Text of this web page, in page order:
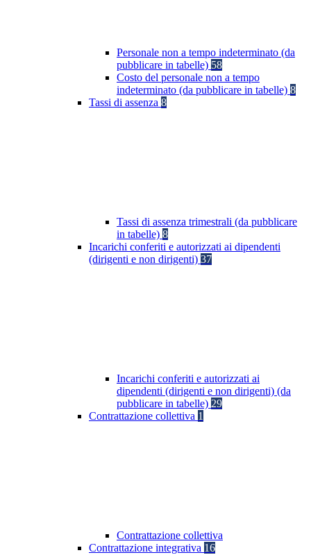
Personale non a tempo indeterminato (da
pubblicare in tabelle) 58
Costo del personale non a tempo
indeterminato (da pubblicare in tabelle) 8
Tassi di assenza 8
Tassi di assenza trimestrali (da pubblicare
in tabelle) 8
Incarichi conferiti e autorizzati ai dipendenti
(dirigenti e non dirigenti) 37
Incarichi conferiti e autorizzati ai
dipendenti (dirigenti e non dirigenti) (da
pubblicare in tabelle) 29
Contrattazione collettiva 1
Contrattazione collettiva
Contrattazione integrativa 16